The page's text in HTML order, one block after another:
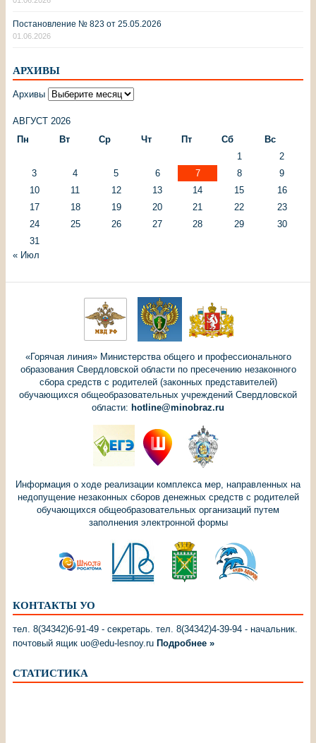
Постановление № 823 от 25.05.2026
01.06.2026
АРХИВЫ
Архивы
АВГУСТ 2026
Пн
Вт Ср Чт Пт Сб
Вс
1
2
3
4 5 6 7 8
9
10
11 12 13 14 15
16
17
18 19 20 21 22
23
24
25 26 27 28 29
30
31
« Июл
«Горячая линия» Министерства общего и профессионального
образования Свердловской области по пресечению незаконного
сбора средств с родителей (законных представителей)
обучающихся общеобразовательных учреждений Свердловской
области: hotline@minobraz.ru
Информация о ходе реализации комплекса мер, направленных на
недопущение незаконных сборов денежных средств с родителей
обучающихся общеобразовательных организаций путем
заполнения электронной формы
КОНТАКТЫ УО
тел. 8(34342)6-91-49 - секретарь. тел. 8(34342)4-39-94 - начальник.
почтовый ящик uo@edu-lesnoy.ru Подробнее »
СТАТИСТИКА